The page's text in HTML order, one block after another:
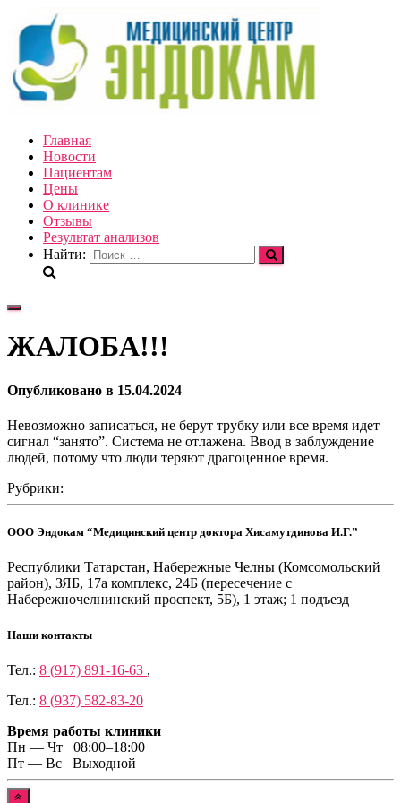
Главная
Новости
Пациентам
Цены
О клинике
Отзывы
Результат анализов
Найти:
Переключить
ЖАЛОБА!!!
Опубликовано в 15.04.2024
Невозможно записаться, не берут трубку или все время идет
сигнал “занято”. Система не отлажена. Ввод в заблуждение
людей, потому что люди теряют драгоценное время.
Рубрики:
ООО Эндокам “Медицинский центр доктора Хисамутдинова И.Г.”
Республики Татарстан, Набережные Челны (Комсомольский
район), ЗЯБ, 17а комплекс, 24Б (пересечение с
Набережночелнинский проспект, 5Б), 1 этаж; 1 подъезд
Наши контакты
Тел.: 8 (917) 891-16-63 ,
Тел.: 8 (937) 582-83-20
Время работы клиники
Пн — Чт 08:00–18:00
Пт — Вс Выходной